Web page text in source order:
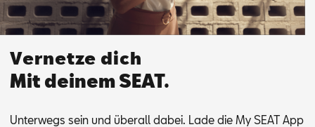
Vernetze dich
Mit deinem SEAT.
Un­ter­wegs sein und über­all da­bei. Lade die My SEAT App